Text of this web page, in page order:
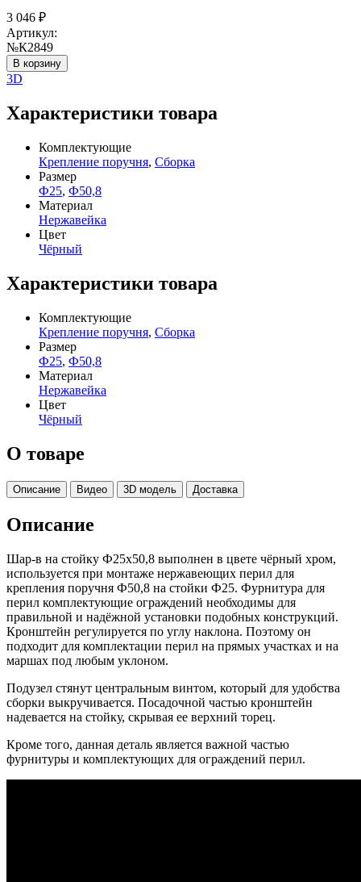
3 046 ₽
Артикул:
№К2849
В корзину
3D
Характеристики товара
Комплектующие
Крепление поручня, Сборка
Размер
Ф25, Ф50,8
Материал
Нержавейка
Цвет
Чёрный
Характеристики товара
Комплектующие
Крепление поручня, Сборка
Размер
Ф25, Ф50,8
Материал
Нержавейка
Цвет
Чёрный
О товаре
Описание Видео 3D модель Доставка
Описание
Шар-в на стойку Ф25х50,8 выполнен в цвете чёрный хром,
используется при монтаже нержавеющих перил для
крепления поручня Ф50,8 на стойки Ф25. Фурнитура для
перил комплектующие ограждений необходимы для
правильной и надёжной установки подобных конструкций.
Кронштейн регулируется по углу наклона. Поэтому он
подходит для комплектации перил на прямых участках и на
маршах под любым уклоном.
Подузел стянут центральным винтом, который для удобства
сборки выкручивается. Посадочной частью кронштейн
надевается на стойку, скрывая ее верхний торец.
Кроме того, данная деталь является важной частью
фурнитуры и комплектующих для ограждений перил.